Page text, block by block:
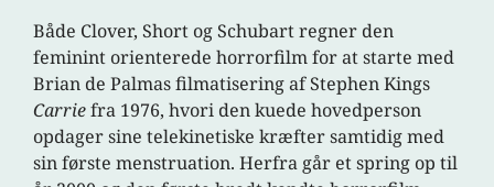
Både Clover, Short og Schubart regner den
feminint orienterede horrorfilm for at starte med
Brian de Palmas filmatisering af Stephen Kings
Carriefra 1976, hvori den kuede hovedperson
opdager sine telekinetiske kræfter samtidig med
sin første menstruation. Herfra går et spring op til